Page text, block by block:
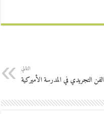
التالي
الفن التجريدي في المدرسة الأميركية